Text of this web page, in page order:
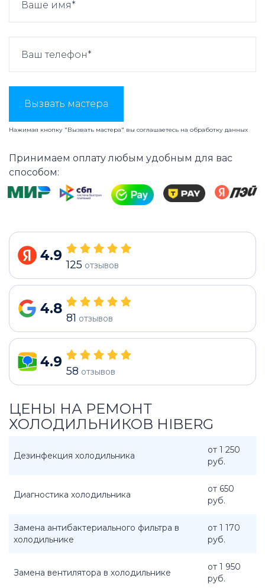
Вызвать мастера
Нажимая кнопку "Вызвать мастера" вы соглашаетесь на обработку данных
Принимаем оплату любым удобным для вас
способом:
4.9
125 отзывов
4.8
81 отзывов
4.9
58 отзывов
ЦЕНЫ НА РЕМОНТ
ХОЛОДИЛЬНИКОВ HIBERG
Дезинфекция холодильника
от 1 250
руб.
Диагностика холодильника
от 650
руб.
Замена антибактериального фильтра в
холодильнике
от 1 170
руб.
Замена вентилятора в холодильнике
от 1 950
руб.